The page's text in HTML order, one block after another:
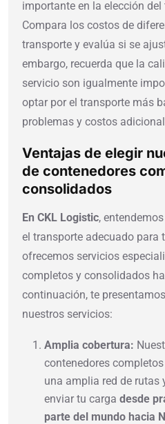
importante en la elección
Compara los costos de
transporte y evalúa si se
embargo, recuerda que la
servicio son igualmente
optar por el transporte más
problemas y costos
Ventajas de elegir
de contenedores
consolidados
En CKL Logistic,
el transporte adecuado para
ofrecemos servicios
completos y consolidados
continuación, te
nuestros servicios:
Amplia cobertura:
contenedores
una amplia red de rutas
enviar tu carga desde
parte del mundo hacia